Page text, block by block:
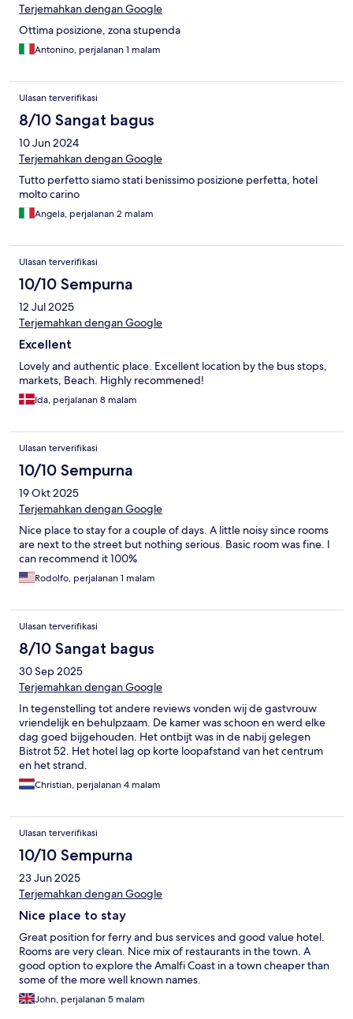
Terjemahkan dengan Google
Ottima posizione, zona stupenda
Antonino, perjalanan 1 malam
Ulasan terverifikasi
8/10 Sangat bagus
10 Jun 2024
Terjemahkan dengan Google
Tutto perfetto siamo stati benissimo posizione perfetta, hotel
molto carino
Angela, perjalanan 2 malam
Ulasan terverifikasi
10/10 Sempurna
12 Jul 2025
Terjemahkan dengan Google
Excellent
Lovely and authentic place. Excellent location by the bus stops,
markets, Beach. Highly recommened!
Ida, perjalanan 8 malam
Ulasan terverifikasi
10/10 Sempurna
19 Okt 2025
Terjemahkan dengan Google
Nice place to stay for a couple of days. A little noisy since rooms
are next to the street but nothing serious. Basic room was fine. I
can recommend it 100%
Rodolfo, perjalanan 1 malam
Ulasan terverifikasi
8/10 Sangat bagus
30 Sep 2025
Terjemahkan dengan Google
In tegenstelling tot andere reviews vonden wij de gastvrouw
vriendelijk en behulpzaam. De kamer was schoon en werd elke
dag goed bijgehouden. Het ontbijt was in de nabij gelegen
Bistrot 52. Het hotel lag op korte loopafstand van het centrum
en het strand.
Christian, perjalanan 4 malam
Ulasan terverifikasi
10/10 Sempurna
23 Jun 2025
Terjemahkan dengan Google
Nice place to stay
Great position for ferry and bus services and good value hotel.
Rooms are very clean. Nice mix of restaurants in the town. A
good option to explore the Amalfi Coast in a town cheaper than
some of the more well known names.
John, perjalanan 5 malam